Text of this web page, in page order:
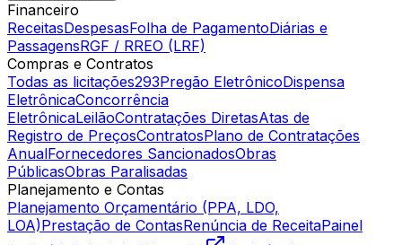
Financeiro
ReceitasDespesasFolha de PagamentoDiárias e
PassagensRGF / RREO (LRF)
Compras e Contratos
Todas as licitações293Pregão EletrônicoDispensa
EletrônicaConcorrência
EletrônicaLeilãoContratações DiretasAtas de
Registro de PreçosContratosPlano de Contratações
AnualFornecedores SancionadosObras
PúblicasObras Paralisadas
Planejamento e Contas
Planejamento Orçamentário (PPA, LDO,
LOA)Prestação de ContasRenúncia de ReceitaPainel